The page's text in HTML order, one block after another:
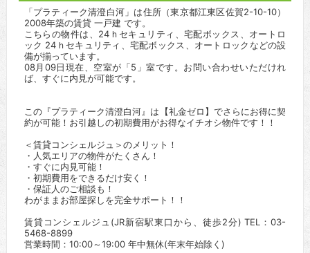
「プラティーク清澄白河」は住所（東京都江東区佐賀2-10-10）
2008年築の賃貸 一戸建 です。
こちらの物件は、24ｈセキュリティ、宅配ボックス、オートロ
ック 24ｈセキュリティ、宅配ボックス、オートロックなどの設
備が揃っています。
08月09日現在、空室が「5」室です。お問い合わせいただけれ
ば、すぐに内見が可能です。
この『プラティーク清澄白河』は【礼金ゼロ】でさらにお得に契
約が可能！お引越しの初期費用がお得なイチオシ物件です！！
＜賃貸コンシェルジュ＞のメリット！
・人気エリアの物件がたくさん！
・すぐに内見可能！
・初期費用をできるだけ安く！
・保証人のご相談も！
わがままお部屋探しを完全サポート！！
賃貸コンシェルジュ(JR新宿駅東口から、徒歩2分) TEL：03-
5468-8899
営業時間：10:00～19:00 年中無休(年末年始除く)